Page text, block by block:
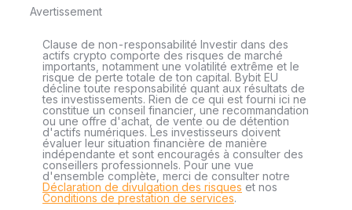
Avertissement
Clause de non-responsabilité Investir dans des
actifs crypto comporte des risques de marché
importants, notamment une volatilité extrême et le
risque de perte totale de ton capital. Bybit EU
décline toute responsabilité quant aux résultats de
tes investissements. Rien de ce qui est fourni ici ne
constitue un conseil financier, une recommandation
ou une offre d'achat, de vente ou de détention
d'actifs numériques. Les investisseurs doivent
évaluer leur situation financière de manière
indépendante et sont encouragés à consulter des
conseillers professionnels. Pour une vue
d'ensemble complète, merci de consulter notre
Déclaration de divulgation des risques et nos
Conditions de prestation de services.